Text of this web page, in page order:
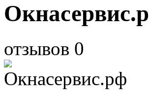
отзывов 0